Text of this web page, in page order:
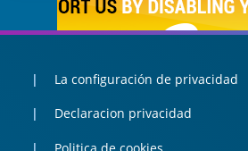
La configuración de privacidad
Declaracion privacidad
Politica de cookies